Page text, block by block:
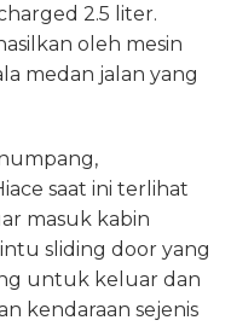
2.5 liter.
oleh mesin
medan jalan yang
saat ini terlihat
masuk kabin
sliding door yang
untuk keluar dan
kendaraan sejenis